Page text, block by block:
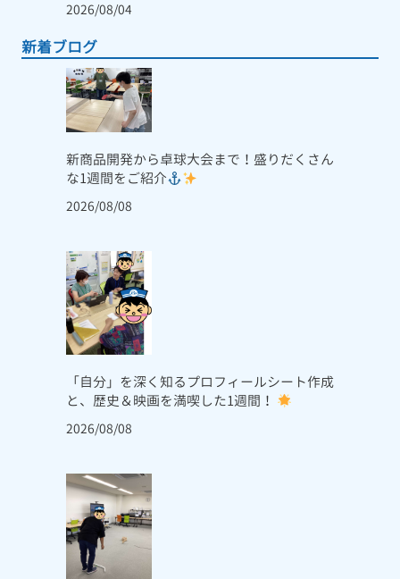
2026/08/04
新着ブログ
新商品開発から卓球大会まで！盛りだくさん
な1週間をご紹介
2026/08/08
「自分」を深く知るプロフィールシート作成
と、歴史＆映画を満喫した1週間！
2026/08/08